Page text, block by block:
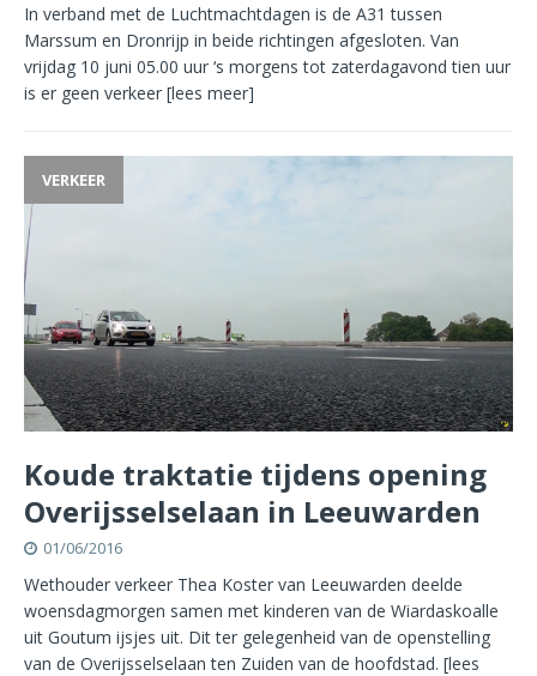
In verband met de Luchtmachtdagen is de A31 tussen
Marssum en Dronrijp in beide richtingen afgesloten. Van
vrijdag 10 juni 05.00 uur ‘s morgens tot zaterdagavond tien uur
is er geen verkeer [lees meer]
VERKEER
Koude traktatie tijdens opening
Overijsselselaan in Leeuwarden
01/06/2016
Wethouder verkeer Thea Koster van Leeuwarden deelde
woensdagmorgen samen met kinderen van de Wiardaskoalle
uit Goutum ijsjes uit. Dit ter gelegenheid van de openstelling
van de Overijsselselaan ten Zuiden van de hoofdstad. [lees